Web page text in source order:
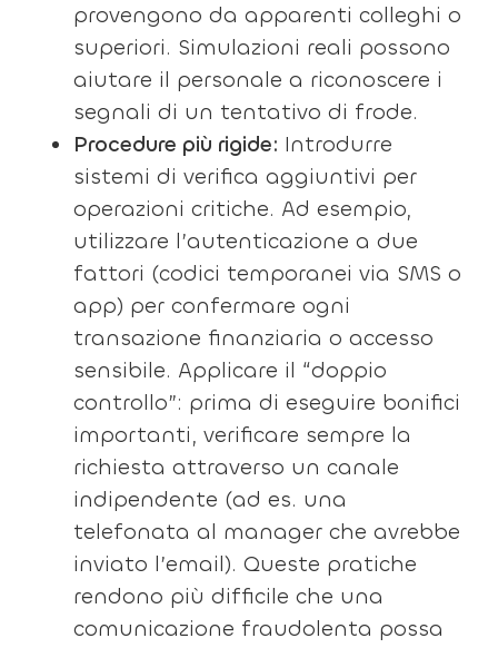
provengono da apparenti colleghi o
superiori. Simulazioni reali possono
aiutare il personale a riconoscere i
segnali di un tentativo di frode.
Procedure più rigide: Introdurre
sistemi di verifica aggiuntivi per
operazioni critiche. Ad esempio,
utilizzare l’autenticazione a due
fattori (codici temporanei via SMS o
app) per confermare ogni
transazione finanziaria o accesso
sensibile. Applicare il “doppio
controllo”: prima di eseguire bonifici
importanti, verificare sempre la
richiesta attraverso un canale
indipendente (ad es. una
telefonata al manager che avrebbe
inviato l’email). Queste pratiche
rendono più difficile che una
comunicazione fraudolenta possa